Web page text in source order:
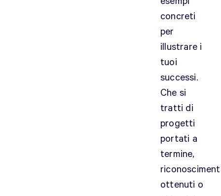
concreti
per
illustrare i
tuoi
successi.
Che si
tratti di
progetti
portati a
termine,
ottenuti o